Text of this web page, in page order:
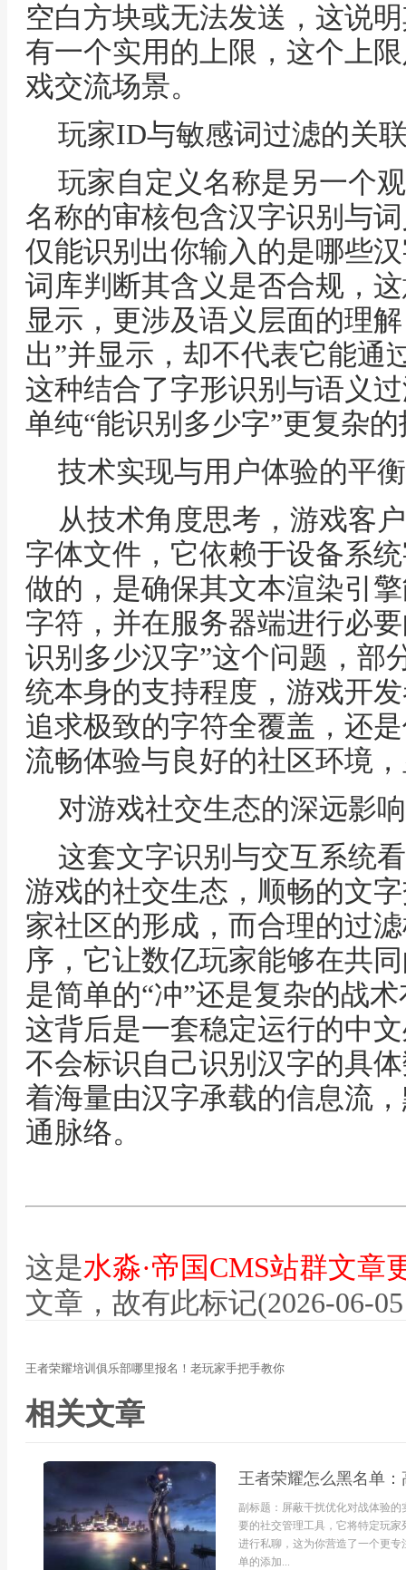
空白方块或无法发送，这说
有一个实用的上限，这个上
戏交流场景。
玩家ID与敏感词过滤的关
玩家自定义名称是另一个
名称的审核包含汉字识别与
仅能识别出你输入的是哪些
词库判断其含义是否合规，
显示，更涉及语义层面的理
出”并显示，却不代表它能通
这种结合了字形识别与语义
单纯“能识别多少字”更复杂
技术实现与用户体验的平衡
从技术角度思考，游戏客
字体文件，它依赖于设备系
做的，是确保其文本渲染引
字符，并在服务器端进行必
识别多少汉字”这个问题，部
统本身的支持程度，游戏开
追求极致的字符全覆盖，还
流畅体验与良好的社区环境
对游戏社交生态的深远影响
这套文字识别与交互系统
游戏的社交生态，顺畅的文
家社区的形成，而合理的过
序，它让数亿玩家能够在共
是简单的“冲”还是复杂的战
这背后是一套稳定运行的中
不会标识自己识别汉字的具
着海量由汉字承载的信息流
通脉络。
这是水淼·帝国CMS站群文章
文章，故有此标记(2026-06-
王者荣耀培训俱乐部哪里报名！老玩家手把手教你
相关文章
王者荣耀怎么黑名单
副标题：屏蔽干扰优化对战体验
要的社交管理工具，它将特定玩
进行私聊，这为你营造了一个更
单的添加...